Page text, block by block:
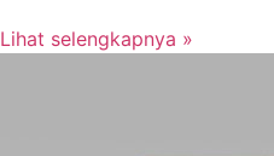
Lihat selengkapnya »